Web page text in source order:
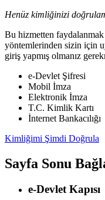
Henüz kimliğinizi
Bu hizmetten
yöntemlerinden sizin için
giriş yapmış olmanız
e-Devlet Şifresi
Mobil İmza
Elektronik İmza
T.C. Kimlik Kartı
İnternet Bankacılığı
Kimliğimi Şimdi Doğrula
Sayfa Sonu
e-Devlet Kapısı